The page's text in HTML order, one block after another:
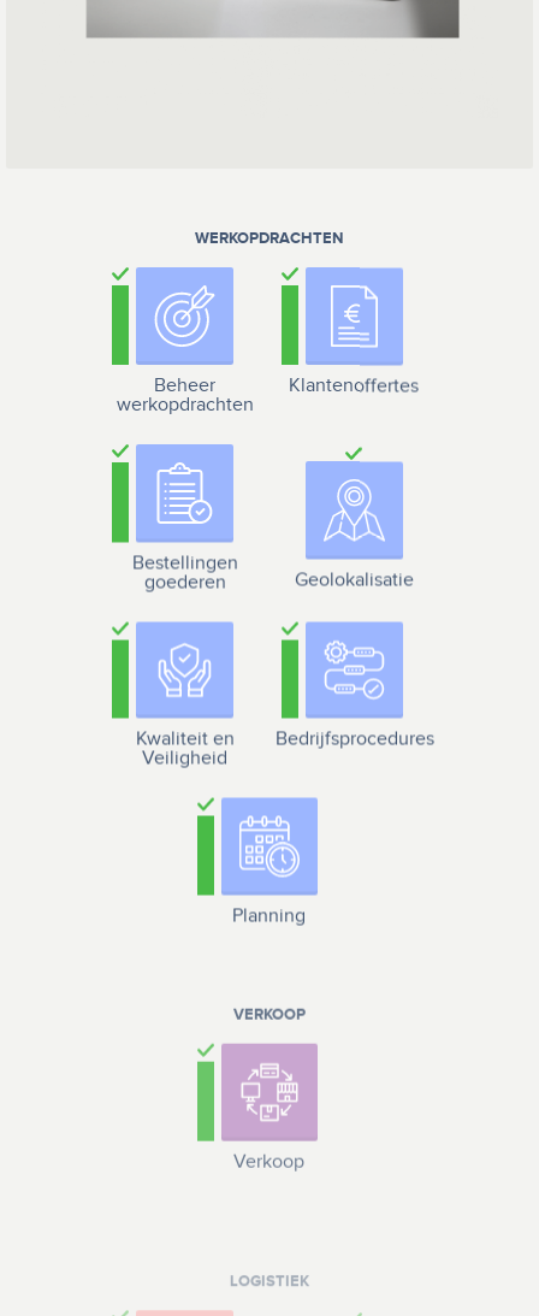
WERKOPDRACHTEN
Beheer
werkopdrachten
Klantenoffertes
Bestellingen
goederen
Geolokalisatie
Kwaliteit en
Veiligheid
Bedrijfsprocedures
Planning
Verkoop